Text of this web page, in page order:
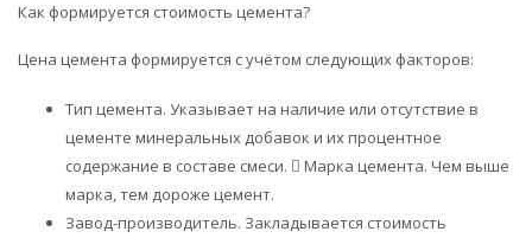
Как формируется стоимость цемента?
Цена цемента формируется с учётом следующих факторов:
Тип цемента. Указывает на наличие или отсутствие в
цементе минеральных добавок и их процентное
содержание в составе смеси.  Марка цемента. Чем выше
марка, тем дороже цемент.
Завод-производитель. Закладывается стоимость